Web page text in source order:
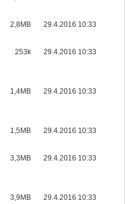
2,8MB 29.4.2016 10:33
253k 29.4.2016 10:33
1,4MB 29.4.2016 10:33
1,5MB 29.4.2016 10:33
3,3MB 29.4.2016 10:33
3,9MB 29.4.2016 10:33